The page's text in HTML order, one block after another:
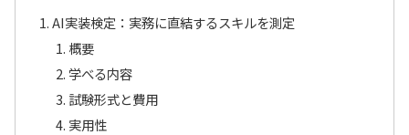
AI実装検定：実務に直結するスキルを測定
概要
学べる内容
試験形式と費用
実用性